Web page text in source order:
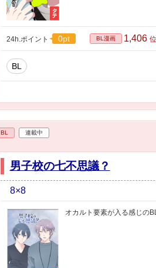
24h.ポイント 0pt BL漫画 1,406
BL
BL 連載中
男子校の七不思議？
8×8
オカルト要素が入る感じの